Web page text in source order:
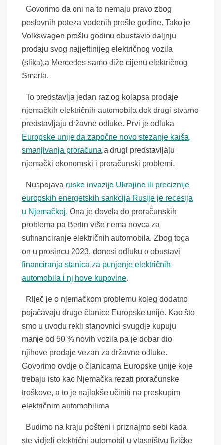
Govorimo da oni na to nemaju pravo zbog
poslovnih poteza vođenih prošle godine. Tako je
Volkswagen prošlu godinu obustavio daljnju
prodaju svog najjeftinijeg električnog vozila
(slika),a Mercedes samo diže cijenu električnog
Smarta.
To predstavlja jedan razlog kolapsa prodaje
njemačkih električnih automobila dok drugi stvarno
predstavljaju državne odluke. Prvi je odluka
Europske unije da započne novo stezanje kaiša,
smanjivanja proračuna,a drugi predstavljaju
njemački ekonomski i proračunski problemi.
Nuspojava ruske invazije Ukrajine ili preciznije
europskih energetskih sankcija Rusije je recesija
u Njemačkoj. Ona je dovela do proračunskih
problema pa Berlin više nema novca za
sufinanciranje električnih automobila. Zbog toga
on u prosincu 2023. donosi odluku o obustavi
financiranja stanica za punjenje električnih
automobila i njihove kupovine.
Riječ je o njemačkom problemu kojeg dodatno
pojačavaju druge članice Europske unije. Kao što
smo u uvodu rekli stanovnici svugdje kupuju
manje od 50 % novih vozila pa je dobar dio
njihove prodaje vezan za državne odluke.
Govorimo ovdje o članicama Europske unije koje
trebaju isto kao Njemačka rezati proračunske
troškove, a to je najlakše učiniti na preskupim
električnim automobilima.
Budimo na kraju pošteni i priznajmo sebi kada
ste vidjeli električni automobil u vlasništvu fizičke